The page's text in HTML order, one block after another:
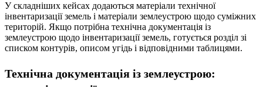
У складніших кейсах додаються матеріали технічної
інвентаризації земель і матеріали землеустрою щодо суміжних
територій. Якщо потрібна технічна документація із
землеустрою щодо інвентаризації земель, готується розділ зі
списком контурів, описом угідь і відповідними таблицями.
Технічна документація із землеустрою: